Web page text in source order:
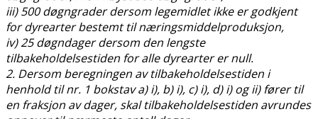
iii) 500 døgngrader dersom legemidlet ikke er godkjent
for dyrearter bestemt til næringsmiddelproduksjon,
iv) 25 døgndager dersom den lengste
tilbakeholdelsestiden for alle dyrearter er null.
2. Dersom beregningen av tilbakeholdelsestiden i
henhold til nr. 1 bokstav a) i), b) i), c) i), d) i) og ii) fører til
en fraksjon av dager, skal tilbakeholdelsestiden avrundes